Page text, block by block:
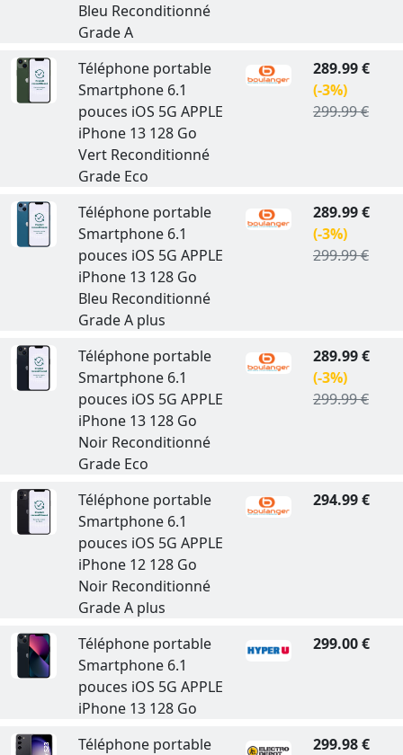
Bleu Reconditionné
Grade A
Téléphone portable
Smartphone 6.1
pouces iOS 5G APPLE
iPhone 13 128 Go
Vert Reconditionné
Grade Eco
289.99 €
(-3%)
299.99 €
Téléphone portable
Smartphone 6.1
pouces iOS 5G APPLE
iPhone 13 128 Go
Bleu Reconditionné
Grade A plus
289.99 €
(-3%)
299.99 €
Téléphone portable
Smartphone 6.1
pouces iOS 5G APPLE
iPhone 13 128 Go
Noir Reconditionné
Grade Eco
289.99 €
(-3%)
299.99 €
Téléphone portable
Smartphone 6.1
pouces iOS 5G APPLE
iPhone 12 128 Go
Noir Reconditionné
Grade A plus
294.99 €
Téléphone portable
Smartphone 6.1
pouces iOS 5G APPLE
iPhone 13 128 Go
299.00 €
Téléphone portable
299.98 €